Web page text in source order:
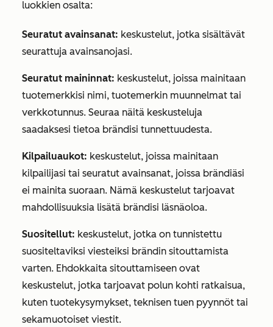
luokkien osalta:
Seuratut avainsanat: keskustelut, jotka sisältävät
seurattuja avainsanojasi.
Seuratut maininnat: keskustelut, joissa mainitaan
tuotemerkkisi nimi, tuotemerkin muunnelmat tai
verkkotunnus. Seuraa näitä keskusteluja
saadaksesi tietoa brändisi tunnettuudesta.
Kilpailuaukot: keskustelut, joissa mainitaan
kilpailijasi tai seuratut avainsanat, joissa brändiäsi
ei mainita suoraan. Nämä keskustelut tarjoavat
mahdollisuuksia lisätä brändisi läsnäoloa.
Suositellut: keskustelut, jotka on tunnistettu
suositeltaviksi viesteiksi brändin sitouttamista
varten. Ehdokkaita sitouttamiseen ovat
keskustelut, jotka tarjoavat polun kohti ratkaisua,
kuten tuotekysymykset, teknisen tuen pyynnöt tai
sekamuotoiset viestit.